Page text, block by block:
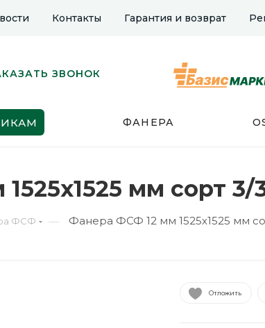
Контакты Гарантия и возврат
ЗВОНОК
ФАНЕРА
мм сорт
ФСФ — Фанера ФСФ 12 мм 1525х1525 мм
Отложить